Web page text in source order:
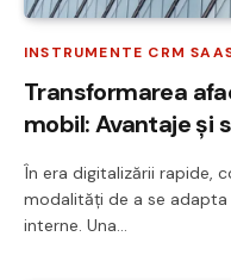
INSTRUMENTE CRM
Transformarea
mobil: Avantaje și
În era digitalizării rapide,
modalități de a se
interne. Una…